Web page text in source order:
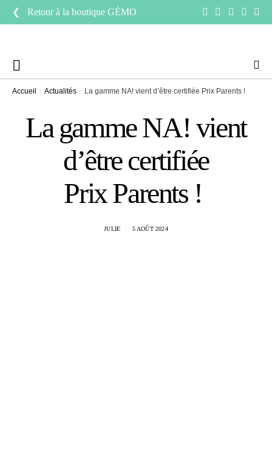
❮ Retour à la boutique GÉMO
Accueil Actualités La gamme NA! vient d’être certifiée Prix Parents !
La gamme NA! vient
d’être certifiée
Prix Parents !
JULIE 5 AOÛT 2024